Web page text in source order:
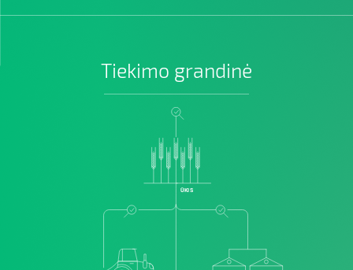
Tiekimo grandinė
ŪKIS